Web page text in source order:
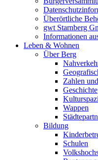
Überörtliche
gwt Starnberg
Informationen
Leben & Wohnen
Über Berg
Zahlen
Geschichte
Wappen
Bildung
Schulen